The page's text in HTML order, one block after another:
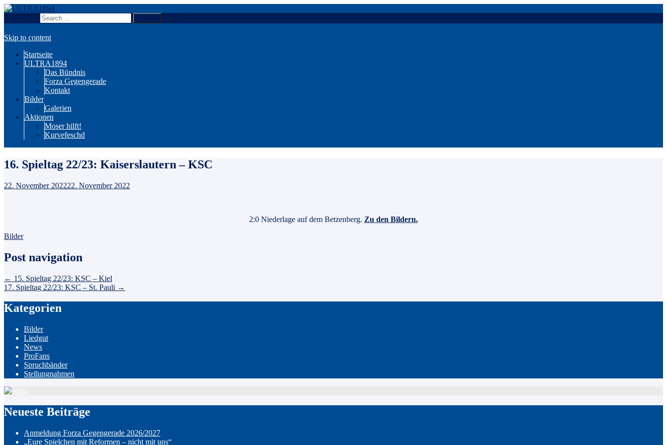
ULTRA1894
Skip to content
Startseite
ULTRA1894
Das Bündnis
Forza Gegengerade
Kontakt
Bilder
Galerien
Aktionen
Moser hilft!
Kurvefeschd
16. Spieltag 22/23: Kaiserslautern – KSC
22. November 202222. November 2022
2:0 Niederlage auf dem Betzenberg. Zu den Bildern.
Bilder
Post navigation
← 15. Spieltag 22/23: KSC – Kiel
17. Spieltag 22/23: KSC – St. Pauli →
Kategorien
Bilder
Liedgut
News
ProFans
Spruchbänder
Stellungnahmen
Neueste Beiträge
Anmeldung Forza Gegengerade 2026/2027
„Eure Spielchen mit Reformen – nicht mit uns“